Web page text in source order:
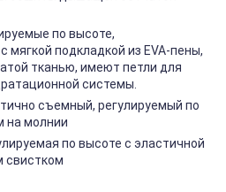
по высоте,
подкладкой из EVA-пены,
тканью, имеют петли для
системы.
съемный, регулируемый по
на молнии
по высоте с эластичной
свистком